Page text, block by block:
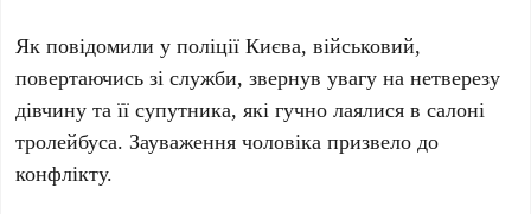
Як повідомили уполіції Києва, військовий,
повертаючись зі служби, звернув увагу на нетверезу
дівчину та її супутника, які гучно лаялися в салоні
тролейбуса. Зауваження чоловіка призвело до
конфлікту.